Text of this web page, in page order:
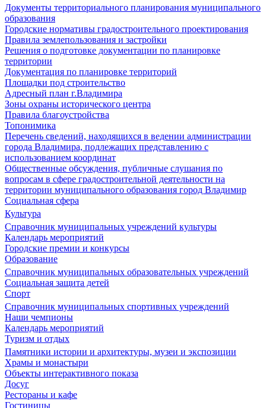
Документы территориального планирования муниципального
образования
Городские нормативы градостроительного проектирования
Правила землепользования и застройки
Решения о подготовке документации по планировке
территории
Документация по планировке территорий
Площадки под строительство
Адресный план г.Владимира
Зоны охраны исторического центра
Правила благоустройства
Топонимика
Перечень сведений, находящихся в ведении администрации
города Владимира, подлежащих представлению с
использованием координат
Общественные обсуждения, публичные слушания по
вопросам в сфере градостроительной деятельности на
территории муниципального образования город Владимир
Социальная сфера
Культура
Справочник муниципальных учреждений культуры
Календарь мероприятий
Городские премии и конкурсы
Образование
Справочник муниципальных образовательных учреждений
Социальная защита детей
Спорт
Справочник муниципальных спортивных учреждений
Наши чемпионы
Календарь мероприятий
Туризм и отдых
Памятники истории и архитектуры, музеи и экспозиции
Храмы и монастыри
Объекты интерактивного показа
Досуг
Рестораны и кафе
Гостиницы